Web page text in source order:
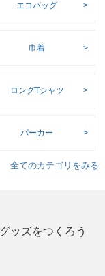
エコバッグ
巾着
ロングTシャツ
パーカー
全てのカテゴリをみる
ッズをつくろう